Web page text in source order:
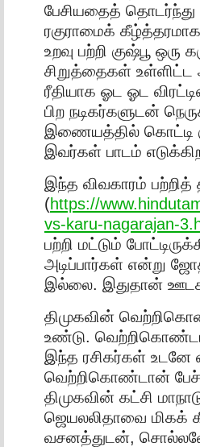
பேசியதைத் தொடர்ந்து
ரகுராமைக்
உறவு பற்றி குஷ்பூ
சிறுத்தைகள் உள்ளிட்ட
ரீதியாக ஓட ஓட
பிற நடிகர்களுடன்
இணையத்தில் கொட்டி
இவர்கள் பாடம்
இந்த விவகாரம்
(https://
vs-karu-nagarajan-
பற்றி மட்டும்
அடிப்பார்கள் என்று
இல்லை. இதுதான்
திமுகவின்
உண்டு.
இந்த ரசிகர்கள் உடனே
வெற்றிகொண்டான்
திமுகவின் கட்சி
ஜெயலலிதாவை மிகக்
வசனத்துடன், சொல்லவே